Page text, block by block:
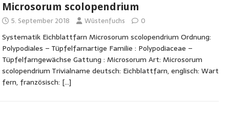
Microsorum scolopendrium
5. September 2018 Wüstenfuchs 0
Systematik Eichblattfarn Microsorum scolopendrium Ordnung:
Polypodiales – Tüpfelfarnartige Familie : Polypodiaceae –
Tüpfelfarngewächse Gattung : Microsorum Art: Microsorum
scolopendrium Trivialname deutsch: Eichblattfarn, englisch: Wart
fern, französisch: […]